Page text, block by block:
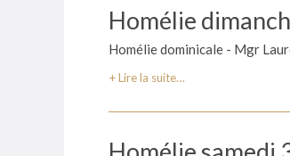
Homélie
Homélie dominicale - Mgr
Lire la suite…